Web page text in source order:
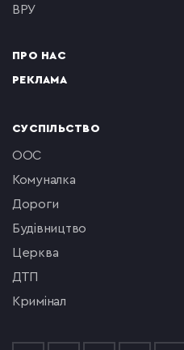
ВРУ
ПРО НАС
РЕКЛАМА
СУСПІЛЬСТВО
ООС
комуналка
Дороги
будівництво
церква
ДТП
кримінал